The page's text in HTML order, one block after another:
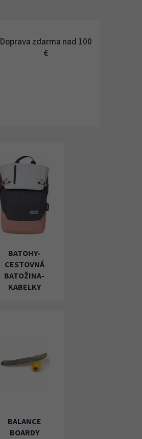
Doprava zdarma nad 100
€
BATOHY-
CESTOVNÁ
BATOŽINA-
KABELKY
BALANCE
BOARDY